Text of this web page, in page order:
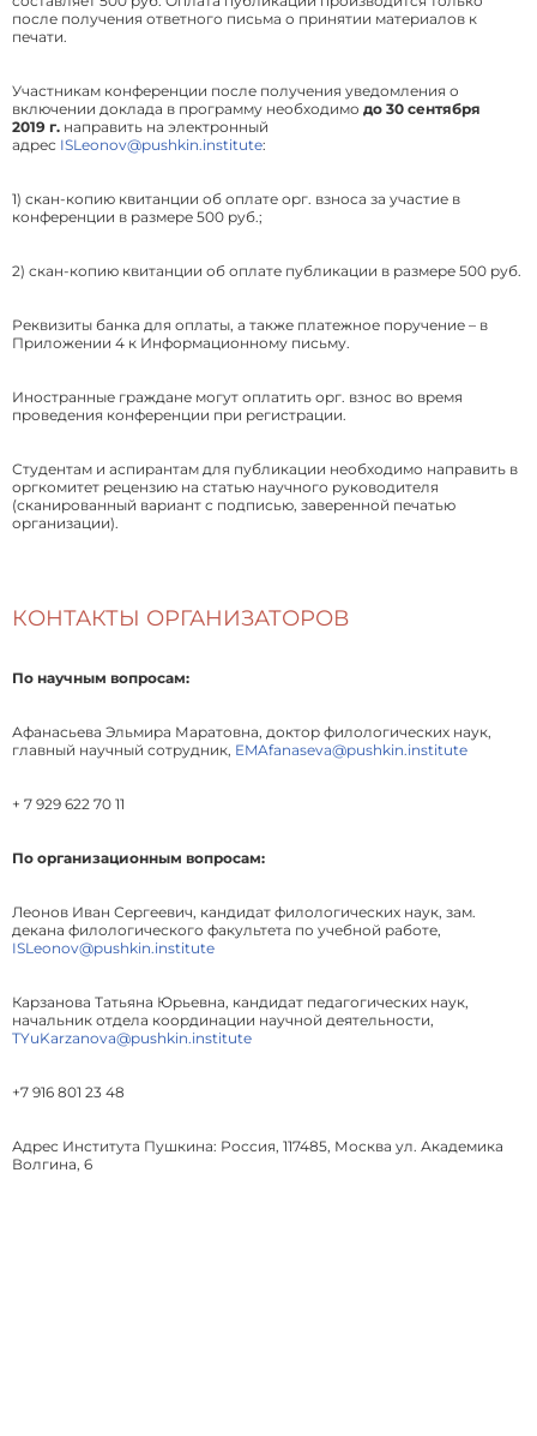
после получения ответного письма о принятии материалов к
печати.
Участникам конференции после получения уведомления о
включении доклада в программу необходимо до 30 сентября
2019 г. направить на электронный
адрес ISLeonov@pushkin.institute:
1) скан-копию квитанции об оплате орг. взноса за участие в
конференции в размере 500 руб.;
2) скан-копию квитанции об оплате публикации в размере 500 руб.
Реквизиты банка для оплаты, а также платежное поручение – в
Приложении 4 к Информационному письму.
Иностранные граждане могут оплатить орг. взнос во время
проведения конференции при регистрации.
Студентам и аспирантам для публикации необходимо направить в
оргкомитет рецензию на статью научного руководителя
(сканированный вариант с подписью, заверенной печатью
организации).
КОНТАКТЫ ОРГАНИЗАТОРОВ
По научным вопросам:
Афанасьева Эльмира Маратовна, доктор филологических наук,
главный научный сотрудник, EMAfanaseva@pushkin.institute
+ 7 929 622 70 11
По организационным вопросам:
Леонов Иван Сергеевич, кандидат филологических наук, зам.
декана филологического факультета по учебной работе,
ISLeonov@pushkin.institute
Карзанова Татьяна Юрьевна, кандидат педагогических наук,
начальник отдела координации научной деятельности,
TYuKarzanova@pushkin.institute
+7 916 801 23 48
Адрес Института Пушкина: Россия, 117485, Москва ул. Академика
Волгина, 6